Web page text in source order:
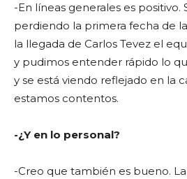
-En líneas generales es
perdiendo la primera fecha de
la llegada de Carlos Tevez el
y pudimos entender rápido lo
y se está viendo reflejado en la
estamos contentos.
-¿Y en lo personal?
-Creo que también es bueno.